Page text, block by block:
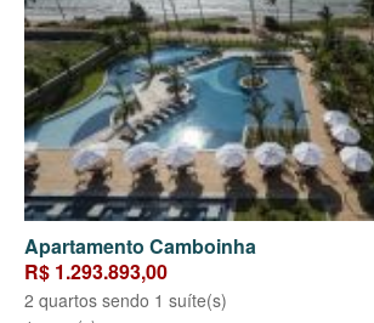
Apartamento Camboinha
R$ 1.293.893,00
2 quartos sendo 1 suíte(s)